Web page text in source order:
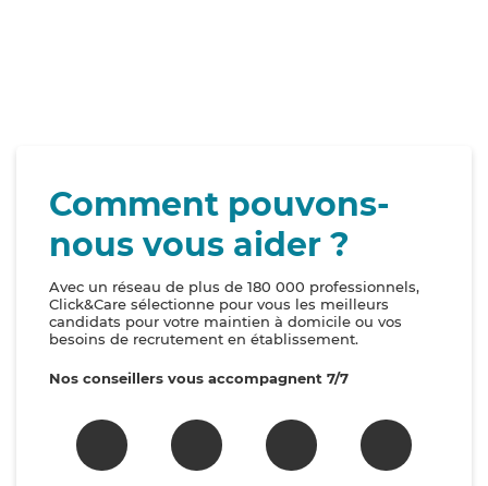
Comment pouvons-
nous vous aider ?
Avec un réseau de plus de 180 000 professionnels,
Click&Care sélectionne pour vous les meilleurs
candidats pour votre maintien à domicile ou vos
besoins de recrutement en établissement.
Nos conseillers vous accompagnent 7/7